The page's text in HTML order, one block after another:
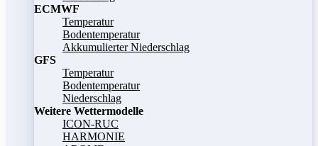
ECMWF
Temperatur
Bodentemperatur
Akkumulierter Niederschlag
GFS
Temperatur
Bodentemperatur
Niederschlag
Weitere Wettermodelle
ICON-RUC
HARMONIE